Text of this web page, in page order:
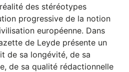
des stéréotypes
progressive de la notion
européenne. Dans
de Leyde présente un
de sa longévité, de sa
de sa qualité rédactionnelle